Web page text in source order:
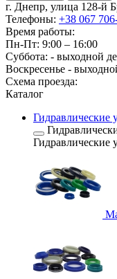
г. Днепр, улица 128-й
Телефоны: +38 067
Время работы:
Пн-Пт: 9:00 – 16:00
Суббота: - выходной
Воскресенье -
Схема проезда:
Каталог
Гидравлические
Гидравлические